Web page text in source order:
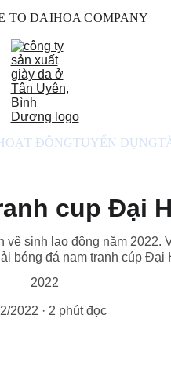
TO DAIHOA COMPANY
ĐỘNGTUYỂN DỤNG
cup Đại
sinh lao động năm
bóng đá nam tranh cúp Đại
2022
2022 2 phút đọc